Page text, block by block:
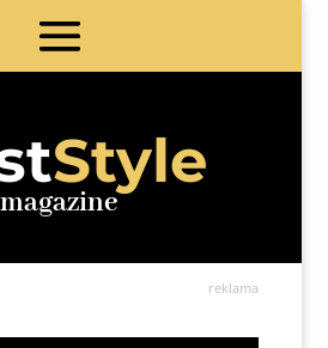
Style
magazine
reklama